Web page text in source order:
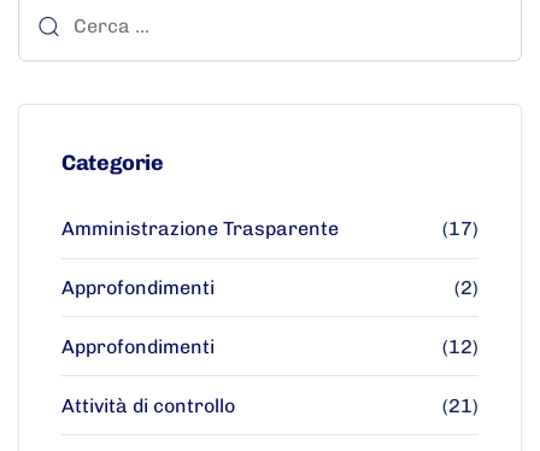
Categorie
Amministrazione Trasparente (17)
Approfondimenti (2)
Approfondimenti (12)
Attività di controllo (21)